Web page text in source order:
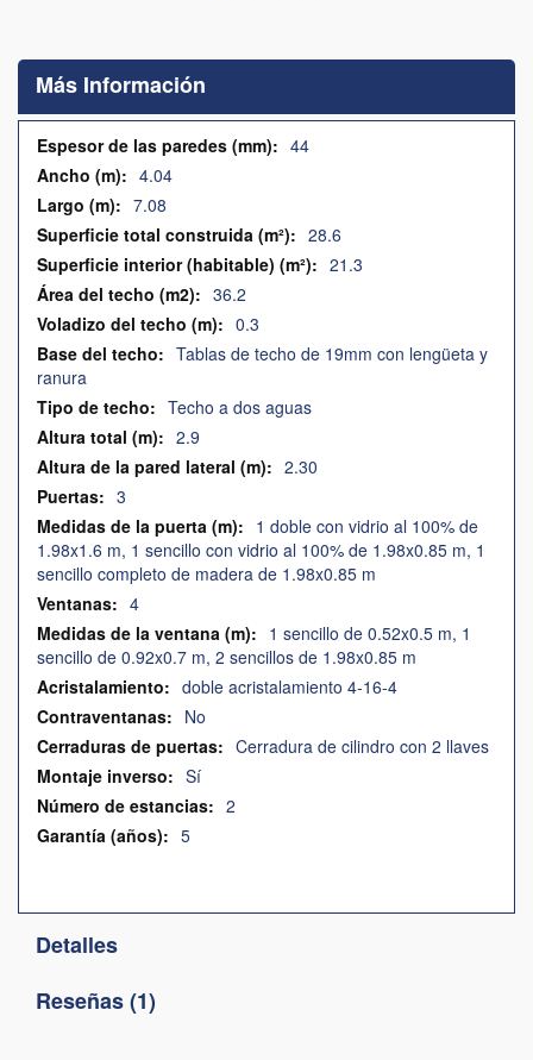
comienzo
la
galería
imágenes
Más Información
Más
Información
44
4.04
7.08
28.6
21.3
36.2
0.3
Tablas de techo de 19mm con lengüeta y
ranura
Techo a dos aguas
2.9
2.30
3
1 doble con vidrio al 100% de
1.98x1.6 m, 1 sencillo con vidrio al 100% de 1.98x0.85 m, 1
sencillo completo de madera de 1.98x0.85 m
4
1 sencillo de 0.52x0.5 m, 1
sencillo de 0.92x0.7 m, 2 sencillos de 1.98x0.85 m
doble acristalamiento 4-16-4
No
Cerradura de cilindro con 2 llaves
Sí
2
5
Detalles
Reseñas 1